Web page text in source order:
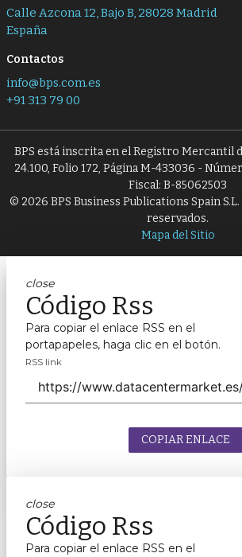
Calle Azcona 12, Bajo B, 28028 Madrid
España
Contactos
info@bps.com.es
+91 313 79 00
BPS está inscrita en el Registro Mercantil
24.100, Folio 172, Página M-433036 -
Fiscal: B-85062503
© 2026 BPS Business Publications Spain
reservados.
Mapa del Sitio
close
Código Rss
Para copiar el enlace RSS en el
portapapeles, haga clic en el botón.
RSS link
COPIAR ENLACE
close
Código Rss
Para copiar el enlace RSS en el